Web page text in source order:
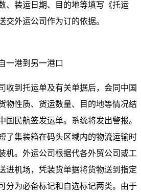
、装运日期、目的地等填写《托运
交外运公司作为订的依据。
一港到另一港口
收到托运单及有关单据后，会同中国
物性质、货运数量、目的地等情况结
国民航签发运单。系统将发出警报。
了集装箱在码头区域内的物流运输时
机。外运公司根据代各外贸公司或工
进机场，凭装货单据将货物送到指定
分为必备标记和自选标记两类。由于